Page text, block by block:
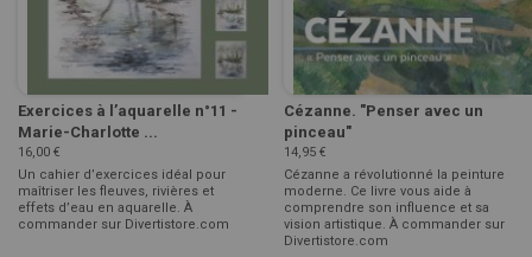
Exercices à l’aquarelle n°11 -
Marie-Charlotte ...
16,00 €
Un cahier d’exercices idéal pour
maîtriser les fleuves, rivières et
effets d’eau en aquarelle. À
commander sur Divertistore.com
Cézanne. "Penser avec un
pinceau"
14,95 €
Cézanne a révolutionné la peinture
moderne. Ce livre vous aide à
comprendre son influence et sa
vision artistique. À commander sur
Divertistore.com